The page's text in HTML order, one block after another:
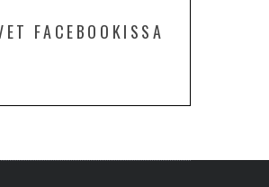
FACEBOOKISSA